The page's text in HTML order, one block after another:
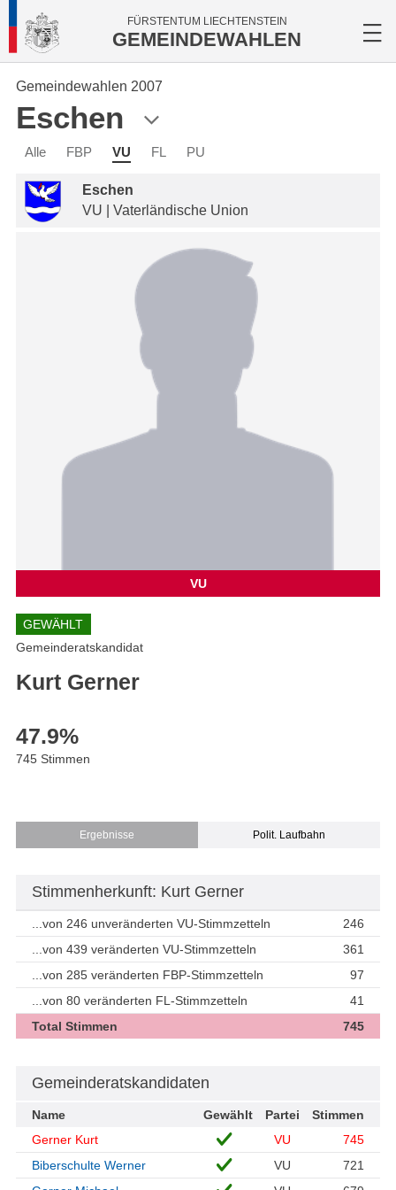
FÜRSTENTUM LIECHTENSTEIN
GEMEINDEWAHLEN
Gemeindewahlen 2007
Eschen
Alle FBP VU FL PU
Eschen
VU | Vaterländische Union
VU
GEWÄHLT
Gemeinderatskandidat
Kurt Gerner
47.9%
745 Stimmen
Ergebnisse Polit. Laufbahn
Stimmenherkunft: Kurt Gerner
...von 246 unveränderten VU-Stimmzetteln
246
...von 439 veränderten VU-Stimmzetteln
361
...von 285 veränderten FBP-Stimmzetteln
97
...von 80 veränderten FL-Stimmzetteln
41
Total Stimmen
745
Gemeinderatskandidaten
Name Gewählt Partei
Stimmen
Gerner Kurt
VU
745
Biberschulte Werner
VU
721